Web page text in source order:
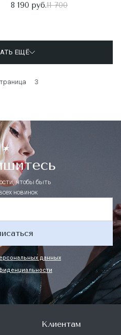
8 190 руб.11 700
ЕЩЁ
3
чтобы быть
новинок
данных
Клиентам